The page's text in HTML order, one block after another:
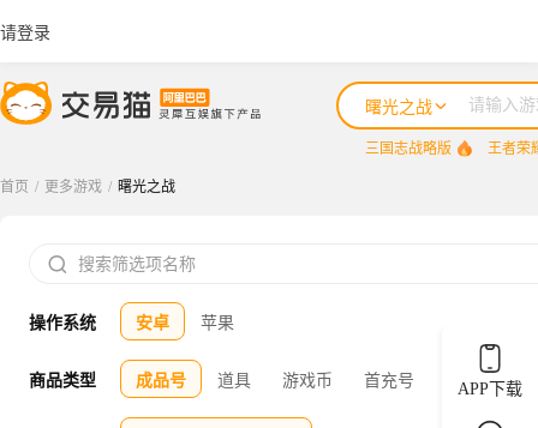
APP下载
请登录
曙光之战
三国志战略版 王者荣
三国杀
首页 / 更多游戏 / 曙光之战

操作系统 安卓 苹果
商品类型 成品号 道具 游戏币 首充号